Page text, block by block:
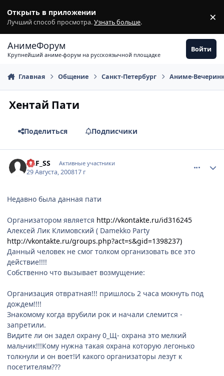
Открыть в приложении
Лучший способ просмотра.Узнать больше. ×
АнимеФорум
Крупнейший аниме-форум на русскоязычной площадке
Войти
Главная Общение Санкт-Петербург Аниме-
Хентай Пати
Поделиться Подписчики
ALF_SS Активные участники
29 Августа, 200817 г
Недавно была данная пати
Организатором является http://vkontakte.ru/id316245
Алексей Лик Климовский ( Damekko Party
http://vkontakte.ru/groups.php?act=s&gid=1398237)
Данный человек не смог толком организовать все это
действие!!!!
Собственно что вызывает возмущение:
Организация отвратная!!! пришлось 2 часа мокнуть под
дождем!!!!
Знакомому когда врубили рок и начали слемится -
запретили.
Видите ли он задел охрану 0_Щ- охрана это мелкий
мальчик!!!Кому нужна такая охрана которую легонько
толкнули и он воет!И какого организаторы лезут к
посетителям???